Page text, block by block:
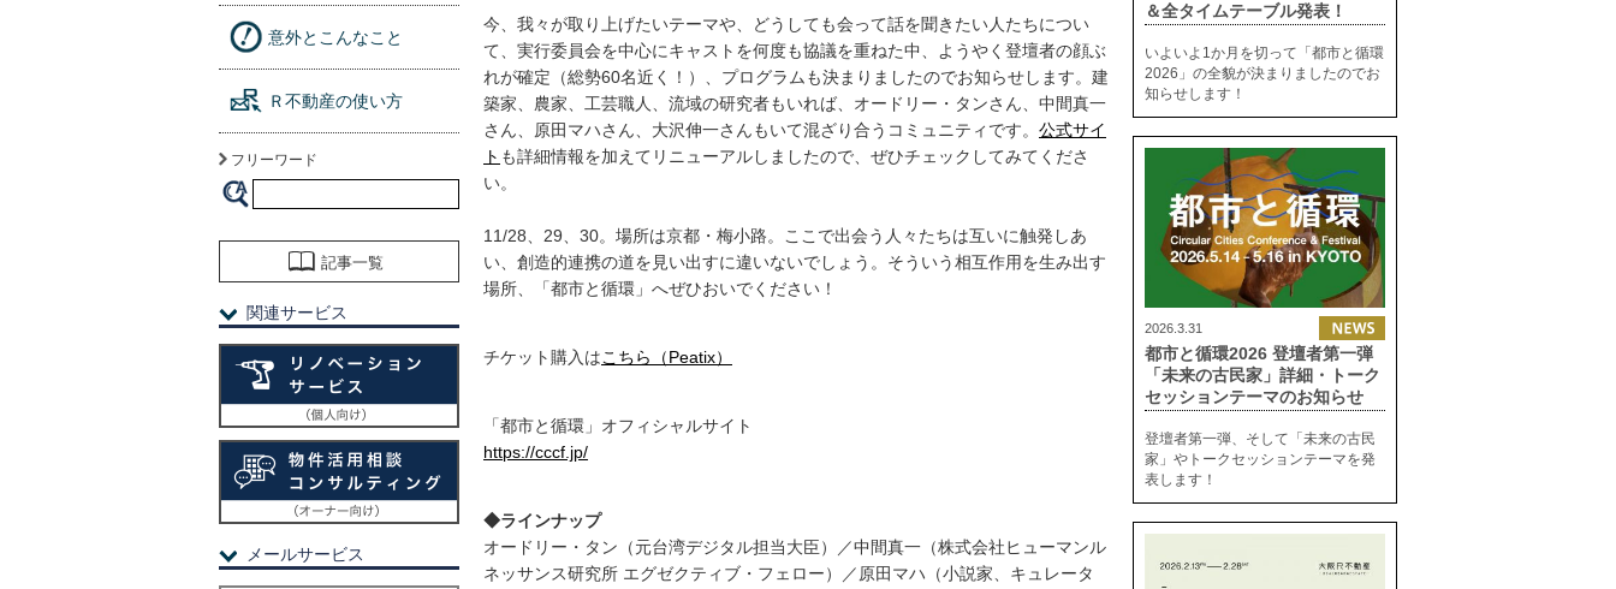
今、我々が取り上げたいテーマや、どうしても会って話を聞きたい人たちについ
て、実行委員会を中心にキャストを何度も協議を重ねた中、ようやく登壇者の顔ぶ
れが確定（総勢60名近く！）、プログラムも決まりましたのでお知らせします。建
築家、農家、工芸職人、流域の研究者もいれば、オードリー・タンさん、中間真一
さん、原田マハさん、大沢伸一さんもいて混ざり合うコミュニティです。 公式サイ
ト も詳細情報を加えてリニューアルしましたので、ぜひチェックしてみてくださ
い。
11/28、29、30。場所は京都・梅小路。ここで出会う人々たちは互いに触発しあ
い、創造的連携の道を見い出すに違いないでしょう。そういう相互作用を生み出す
場所、「都市と循環」へぜひおいでください！
チケット購入はこちら（Peatix）
「都市と循環」オフィシャルサイト
https://cccf.jp/
◆ラインナップ
オードリー・タン（元台湾デジタル担当大臣）／中間真一（株式会社ヒューマンル
ネッサンス研究所 エグゼクティブ・フェロー）／原田マハ（小説家、キュレータ
＆全タイムテーブル発表！
いよいよ1か月を切って「都市と循環
2026」の全貌が決まりましたのでお
知らせします！
2026.3.31
都市と循環2026 登壇者第一弾
「未来の古民家」詳細・トーク
セッションテーマのお知らせ
登壇者第一弾、そして「未来の古民
家」やトークセッションテーマを発
表します！
意外とこんなこと
Ｒ不動産の使い方
フリーワード
記事一覧
関連サービス
メールサービス